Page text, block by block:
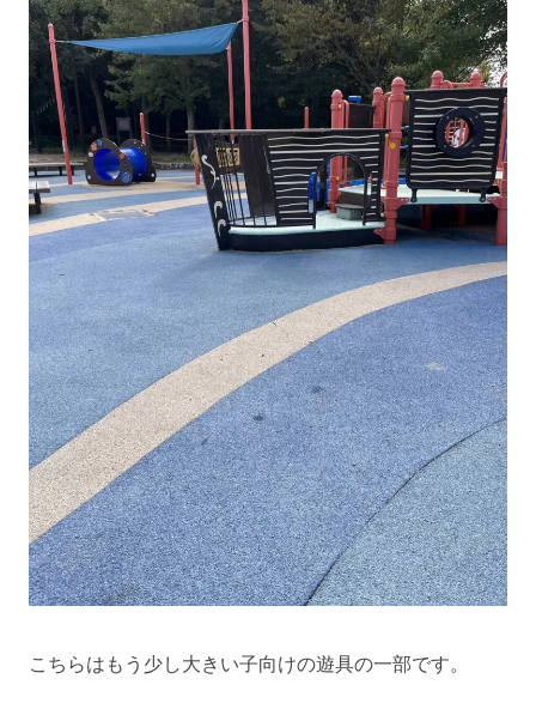
こちらはもう少し大きい子向けの遊具の一部です。